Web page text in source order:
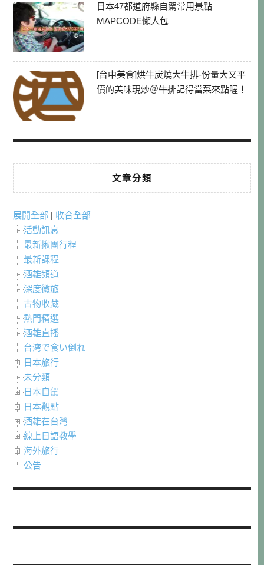
日本47都道府縣自駕常用景點
MAPCODE懶人包
[台中美食]烘牛炭燒大牛排-份量大又平
價的美味現炒＠牛排記得當菜來點喔！
文章分類
展開全部 | 收合全部
活動訊息
最新揪團行程
最新課程
酒雄頻道
深度微旅
古物收藏
熱門精選
酒雄直播
台湾で食い倒れ
日本旅行
未分類
日本自駕
日本觀點
酒雄在台灣
線上日語教學
海外旅行
公告